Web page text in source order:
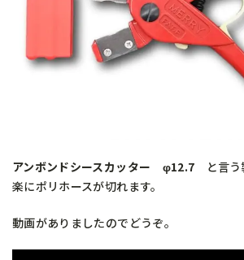
アンボンドシースカッター φ12.7
と言
楽にポリホースが切れます。
動画がありましたのでどうぞ。